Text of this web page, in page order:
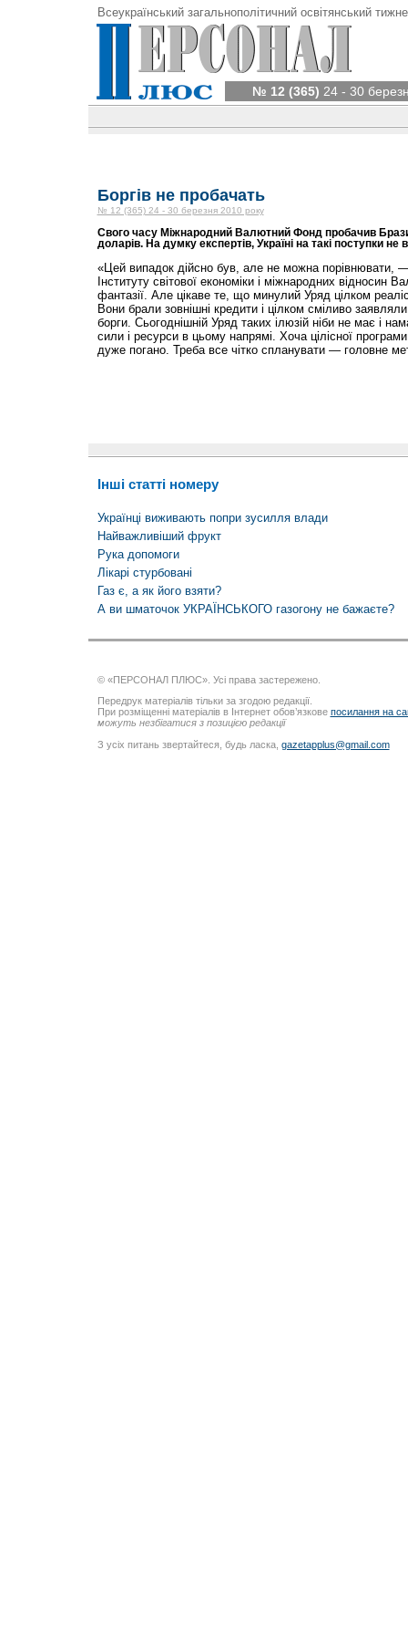
Всеукраїнський загальнополітичний освітянський
№ 12 (365) 24 - 30
Боргів не пробачать
№ 12 (365) 24 - 30 березня 2010 року
Свого часу Міжнародний Валютний Фонд пробачив
доларів. На думку експертів, Україні на такі поступки не
«Цей випадок дійсно був, але не можна порівнювати,
Інституту світової економіки і міжнародних відносин
фантазії. Але цікаве те, що минулий Уряд цілком
Вони брали зовнішні кредити і цілком сміливо
борги. Сьогоднішній Уряд таких ілюзій ніби не має і
сили і ресурси в цьому напрямі. Хоча цілісної
дуже погано. Треба все чітко спланувати — головне
Інші статті номеру
Українці виживають попри зусилля влади
Найважливіший фрукт
Рука допомоги
Лікарі стурбовані
Газ є, а як його взяти?
А ви шматочок УКРАЇНСЬКОГО газогону не бажаєте?
© «ПЕРСОНАЛ ПЛЮС». Усі права застережено.
Передрук матеріалів тільки за згодою редакції.
При розміщенні матеріалів в Інтернет обов’язкове посилання на
можуть незбігатися з позицією редакції
З усіх питань звертайтеся, будь ласка, gazetapplus@gmail.com